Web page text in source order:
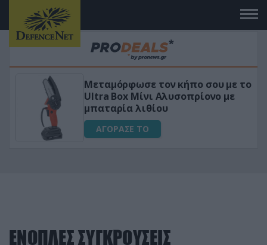
«Μαγική» φόρμουλα τριβόλι + VIP
για αύξηση της λίμπιντο
ΑΓΟΡΑΣΕ ΤΟ
ΕΝΟΠΛΕΣ ΣΥΓΚΡΟΥΣΕΙΣ